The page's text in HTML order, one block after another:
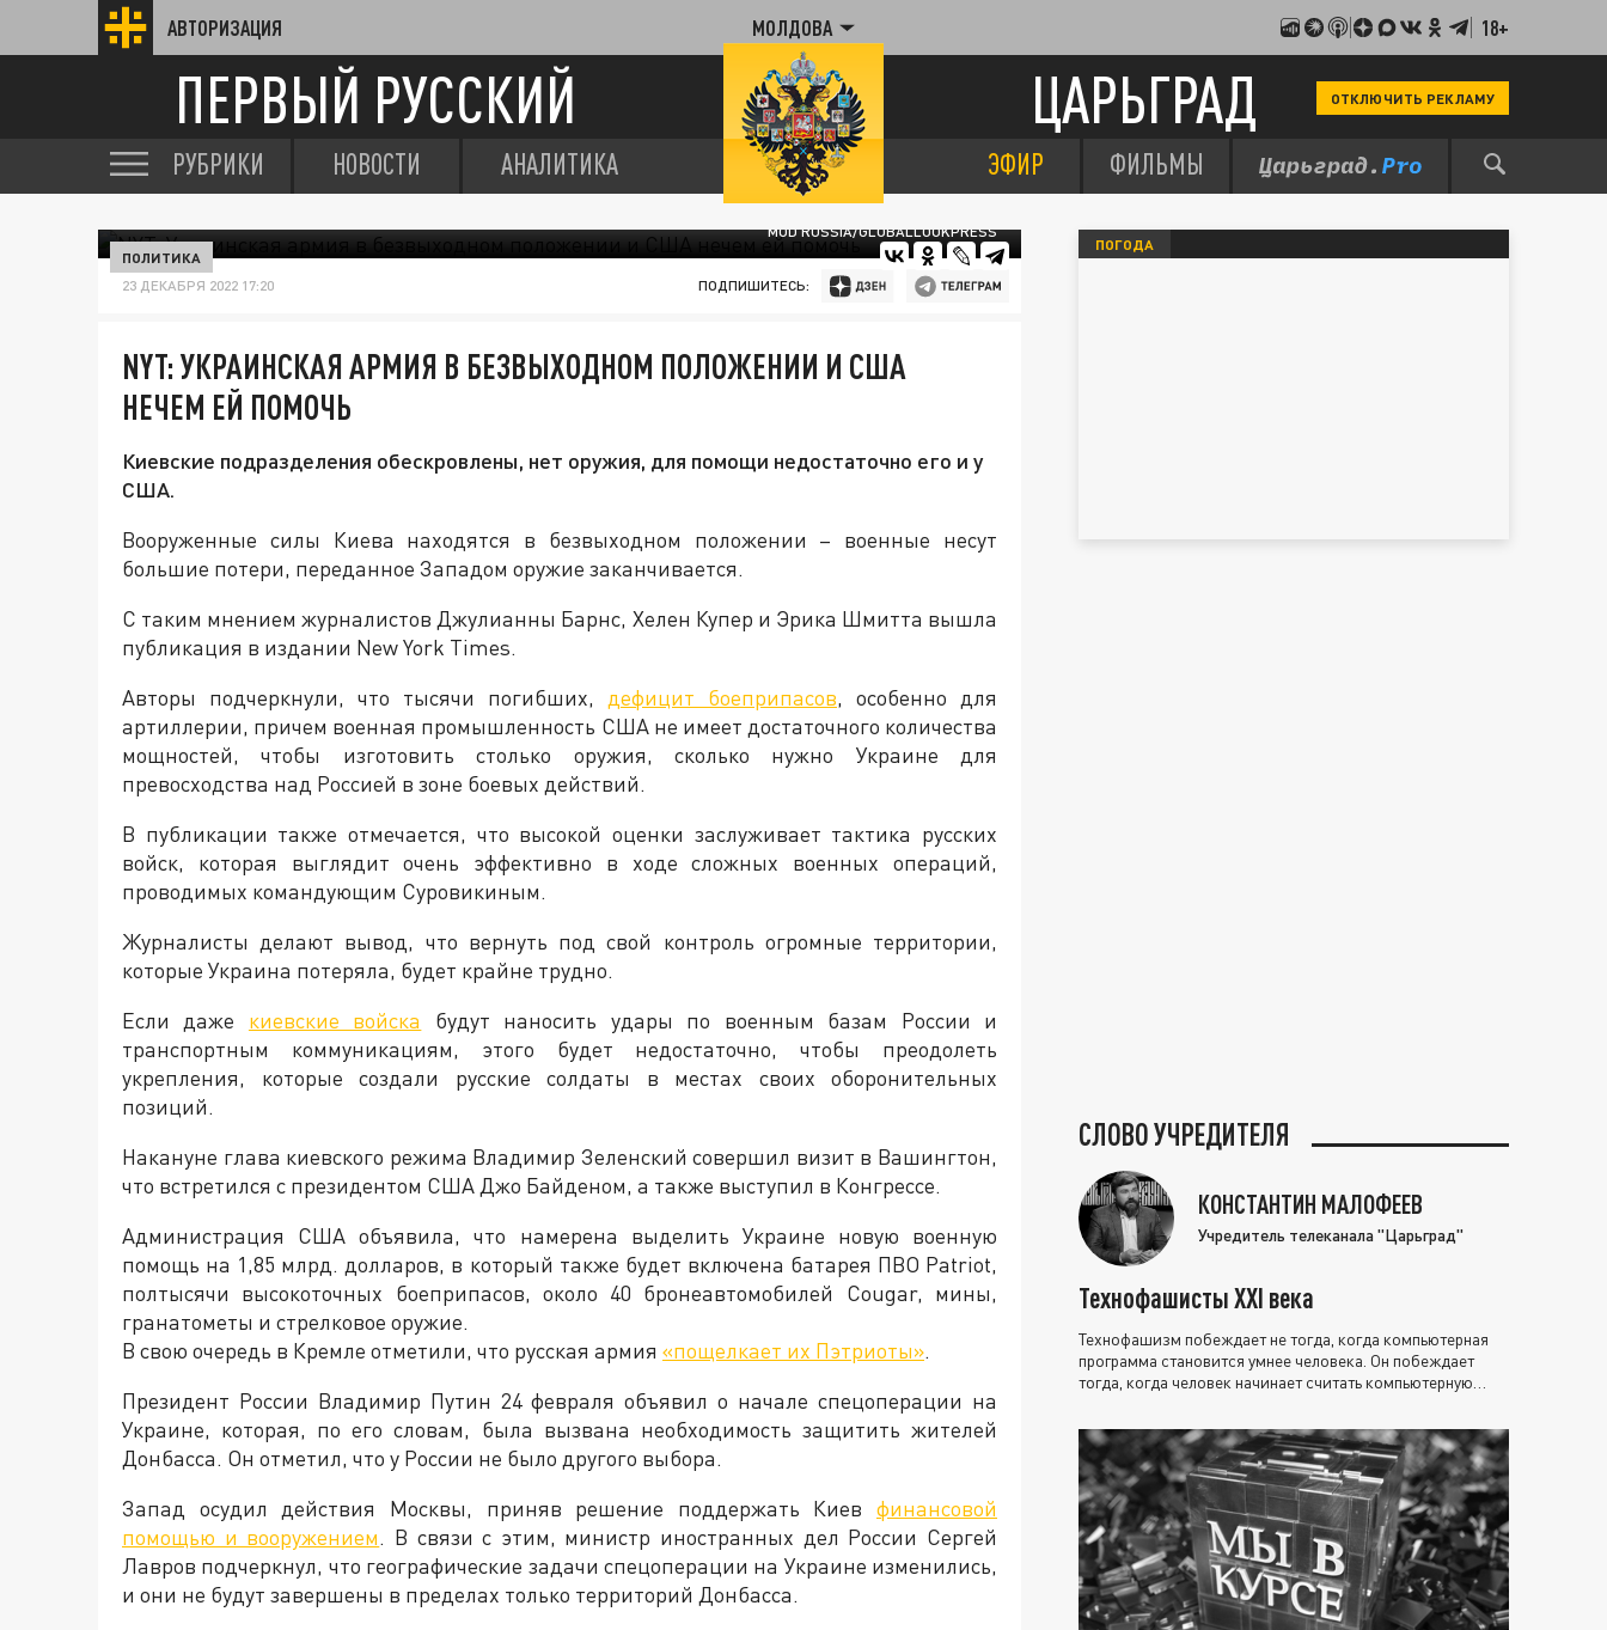
АВТОРИЗАЦИЯ МОЛДОВА 18+
ПЕРВЫЙ РУССКИЙ ЦАРЬГРАД ОТКЛЮЧИТЬ РЕКЛАМУ
РУБРИКИ НОВОСТИ АНАЛИТИКА ЭФИР ФИЛЬМЫ
MOD RUSSIA/GLOBALLOOKPRESS
ПОЛИТИКА
23 ДЕКАБРЯ 2022 17:20 ПОДПИШИТЕСЬ:
NYT: УКРАИНСКАЯ АРМИЯ В БЕЗВЫХОДНОМ ПОЛОЖЕНИИ И США
НЕЧЕМ ЕЙ ПОМОЧЬ
Киевские подразделения обескровлены, нет оружия, для помощи недостаточно его и у
США.
Вооруженные силы Киева находятся в безвыходном положении – военные несут
большие потери, переданное Западом оружие заканчивается.
С таким мнением журналистов Джулианны Барнс, Хелен Купер и Эрика Шмитта вышла
публикация в издании New York Times.
Авторы подчеркнули, что тысячи погибших, дефицит боеприпасов, особенно для
артиллерии, причем военная промышленность США не имеет достаточного количества
мощностей, чтобы изготовить столько оружия, сколько нужно Украине для
превосходства над Россией в зоне боевых действий.
В публикации также отмечается, что высокой оценки заслуживает тактика русских
войск, которая выглядит очень эффективно в ходе сложных военных операций,
проводимых командующим Суровикиным.
Журналисты делают вывод, что вернуть под свой контроль огромные территории,
которые Украина потеряла, будет крайне трудно.
Если даже киевские войска
будут наносить удары по военным базам России и
транспортным коммуникациям, этого будет недостаточно, чтобы преодолеть
укрепления, которые создали русские солдаты в местах своих оборонительных
позиций.
Накануне глава киевского режима Владимир Зеленский совершил визит в Вашингтон,
что встретился с президентом США Джо Байденом, а также выступил в Конгрессе.
Администрация США объявила, что намерена выделить Украине новую военную
помощь на 1,85 млрд. долларов, в который также будет включена батарея ПВО Patriot,
полтысячи высокоточных боеприпасов, около 40 бронеавтомобилей Cougar, мины,
гранатометы и стрелковое оружие.
В свою очередь в Кремле отметили, что русская армия «пощелкает их Пэтриоты».
Президент России Владимир Путин 24 февраля объявил о начале спецоперации на
Украине, которая, по его словам, была вызвана необходимость защитить жителей
Донбасса. Он отметил, что у России не было другого выбора.
Запад осудил действия Москвы, приняв решение поддержать Киев финансовой
помощью и вооружением. В связи с этим, министр иностранных дел России Сергей
Лавров подчеркнул, что географические задачи спецоперации на Украине изменились,
и они не будут завершены в пределах только территорий Донбасса.
ПОГОДА
СЛОВО УЧРЕДИТЕЛЯ
КОНСТАНТИН МАЛОФЕЕВ
Учредитель телеканала "Царьград"
Технофашисты XXI века
Технофашизм побеждает не тогда, когда компьютерная
программа становится умнее человека. Он побеждает
тогда, когда человек начинает считать компьютерную